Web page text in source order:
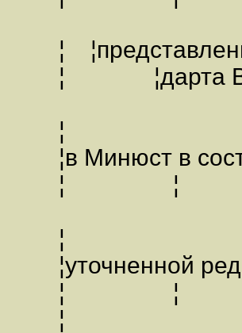
¦
¦ ¦дарта
¦
¦в Минюст в
¦ ¦
¦
¦уточненной
¦
¦